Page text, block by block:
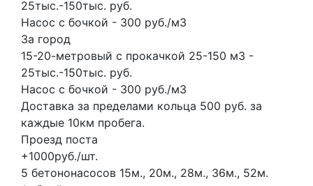
25тыс.-150тыс. руб.
Насос с бочкой - 300 руб./м3
За город
15-20-метровый с прокачкой 25-150 м3 -
25тыс.-150тыс. руб.
Насос с бочкой - 300 руб./м3
Доставка за пределами кольца 500 руб. за
каждые 10км пробега.
Проезд поста
+1000руб./шт.
5 бетононасосов 15м., 20м., 28м., 36м., 52м.